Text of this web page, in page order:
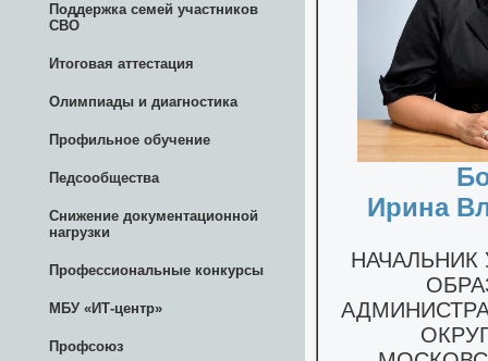
Поддержка семей участников
СВО
Итоговая аттестация
Олимпиады и диагностика
Профильное обучение
Педсообщества
Снижение документационной
нагрузки
Профессиональные конкурсы
МБУ «ИТ-центр»
Профсоюз